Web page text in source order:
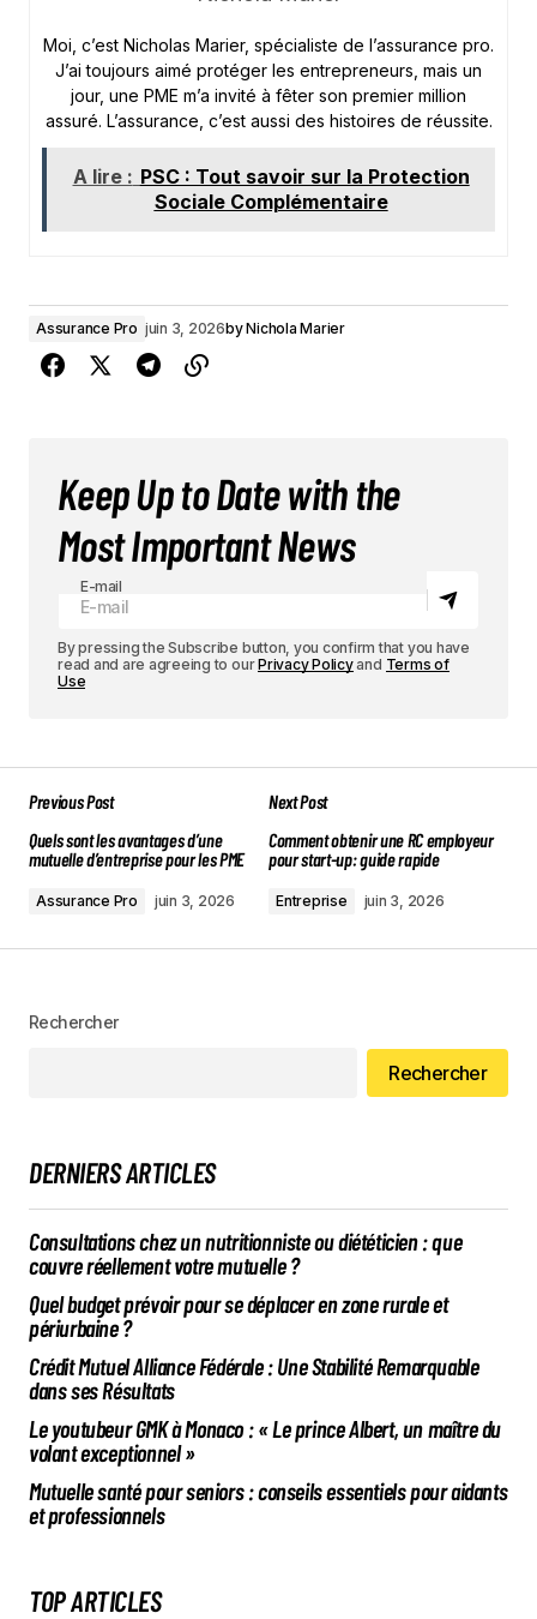
Moi, c’est Nicholas Marier, spécialiste de l’assurance pro.
J’ai toujours aimé protéger les entrepreneurs, mais un
jour, une PME m’a invité à fêter son premier million
assuré. L’assurance, c’est aussi des histoires de réussite.
A lire : PSC : Tout savoir sur la Protection
Sociale Complémentaire
Assurance Pro juin 3, 2026byNichola Marier
Keep Up to Date with the
Most Important News
E-mail
By pressing the Subscribe button, you confirm that you have
read and are agreeing to ourPrivacy Policyand Terms of
Use
Previous Post
Quels sont les avantages d’une
mutuelle d’entreprise pour les PME
Assurance Pro juin 3, 2026
Next Post
Comment obtenir une RC employeur
pour start-up: guide rapide
Entreprise juin 3, 2026
Rechercher
Rechercher
DERNIERS ARTICLES
Consultations chez un nutritionniste ou diététicien : que
couvre réellement votre mutuelle ?
Quel budget prévoir pour se déplacer en zone rurale et
périurbaine ?
Crédit Mutuel Alliance Fédérale : Une Stabilité Remarquable
dans ses Résultats
Le youtubeur GMK à Monaco : « Le prince Albert, un maître du
volant exceptionnel »
Mutuelle santé pour seniors : conseils essentiels pour aidants
et professionnels
TOP ARTICLES